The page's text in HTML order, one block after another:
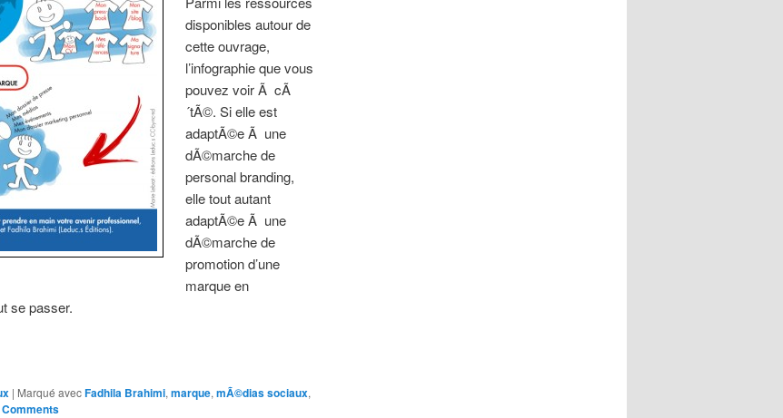
disponibles autour de
cette ouvrage,
l’infographie que vous
pouvez voir Ã cÃ
´tÃ©. Si elle est
adaptÃ©e Ã une
dÃ©marche de
personal branding,
elle tout autant
adaptÃ©e Ã une
dÃ©marche de
promotion d’une
marque en
se passer.
| Marqué avecFadhila Brahimi, marque, mÃ©dias sociaux,